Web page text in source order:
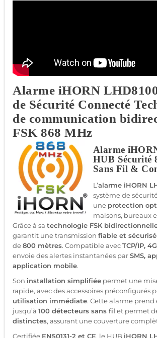
Alarme iHORN
de Sécurité Connecté
de communication
FSK 868 MHz
Alarme
HUB Sécurité
Sans Fil &
L’alarme iHORN
système de
une protection
maisons, bureaux
Grâce à sa technologie FSK
garantit une transmission fiable et
de800 mètres. Compatible avecTCP/IP,
envoie des alertes instantanées parSMS,
application mobile.
Son installation simplifiée permet une
rapide, avec des accessoires préconfigurés
utilisation immédiate. Cette alarme prend
jusqu’à 100 détecteurs sans fil et permet
distinctes, assurant une couverture
Certifiée EN50131-2 et CE, le HUB iHORN